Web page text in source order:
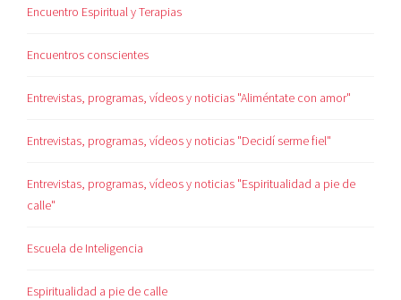
Encuentro Espiritual y Terapias
Encuentros conscientes
Entrevistas, programas, vídeos y noticias "Aliméntate con amor"
Entrevistas, programas, vídeos y noticias "Decidí serme fiel"
Entrevistas, programas, vídeos y noticias "Espiritualidad a pie de
calle"
Escuela de Inteligencia
Espiritualidad a pie de calle